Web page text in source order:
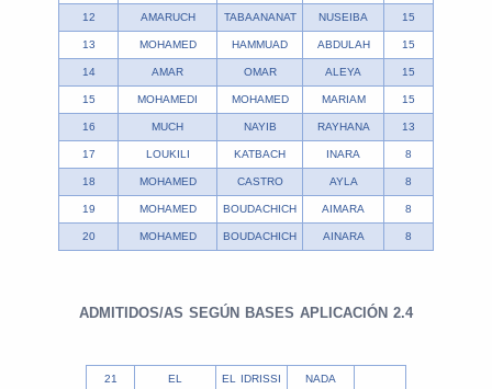
12 AMARUCH TABAANANAT NUSEIBA 15
13 MOHAMED HAMMUAD ABDULAH 15
14 AMAR OMAR ALEYA 15
15 MOHAMEDI MOHAMED MARIAM 15
16 MUCH NAYIB RAYHANA 13
17 LOUKILI KATBACH INARA 8
18 MOHAMED CASTRO AYLA 8
19 MOHAMED BOUDACHICH AIMARA 8
20 MOHAMED BOUDACHICH AINARA 8
ADMITIDOS/AS SEGÚN BASES APLICACIÓN 2.4
21
EL
EL IDRISSI
NADA